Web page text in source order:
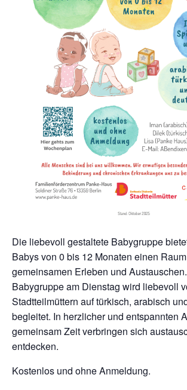
Die liebevoll gestaltete Babygruppe
Babys von 0 bis 12 Monaten einen
gemeinsamen Erleben und
Babygruppe am Dienstag wird liebevoll
Stadtteilmüttern auf türkisch, arabisch
begleitet. In herzlicher und entspannten
gemeinsam Zeit verbringen sich
entdecken.
Kostenlos und ohne Anmeldung.